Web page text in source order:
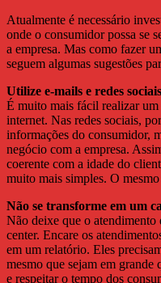
Atualmente é necessário
onde o consumidor possa se
a empresa. Mas como fazer
seguem algumas sugestões
Utilize e-mails e redes sociais
É muito mais fácil realizar
internet. Nas redes sociais,
informações do consumidor,
negócio com a empresa.
coerente com a idade do
muito mais simples. O
Não se transforme em um
Não deixe que o atendimento
center. Encare os
em um relatório. Eles
mesmo que sejam em
e respeitar o tempo dos